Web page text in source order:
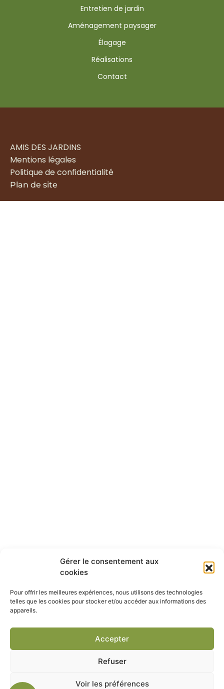
Gérer le consentement aux
cookies
Pour offrir les meilleures expériences, nous utilisons des technologies
telles que les cookies pour stocker et/ou accéder aux informations des
appareils.
Accepter
Refuser
Voir les préférences
Paysagiste Saint-PlanchersEntretien de jardin
Aménagement paysager
Élagage
Réalisations
Contact
AMIS DES JARDINS
Mentions légales
Politique de confidentialité
Plan de site